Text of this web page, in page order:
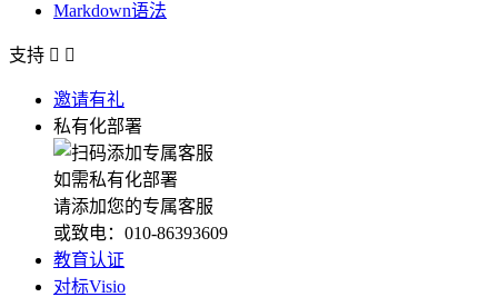
Markdown语法
支持  
邀请有礼
私有化部署
如需私有化部署
请添加您的专属客服
或致电：010-86393609
教育认证
对标Visio